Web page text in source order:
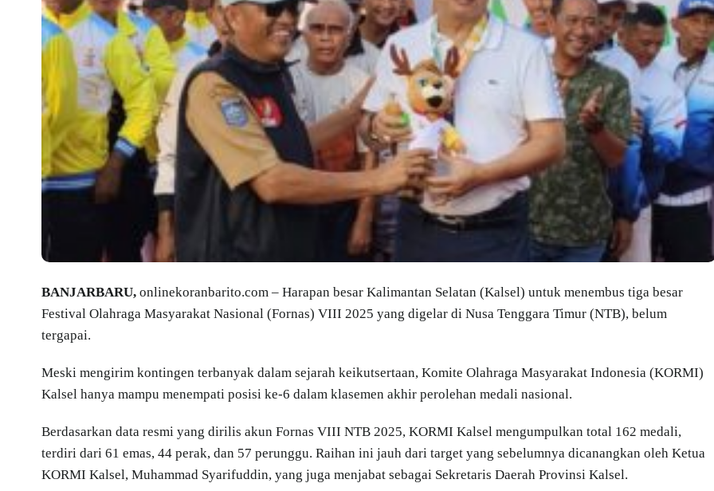
BANJARBARU, onlinekoranbarito.com – Harapan besar Kalimantan Selatan (Kalsel) untuk menembus tiga besar
Festival Olahraga Masyarakat Nasional (Fornas) VIII 2025 yang digelar di Nusa Tenggara Timur (NTB), belum
tergapai.
Meski mengirim kontingen terbanyak dalam sejarah keikutsertaan, Komite Olahraga Masyarakat Indonesia (KORMI)
Kalsel hanya mampu menempati posisi ke-6 dalam klasemen akhir perolehan medali nasional.
Berdasarkan data resmi yang dirilis akun Fornas VIII NTB 2025, KORMI Kalsel mengumpulkan total 162 medali,
terdiri dari 61 emas, 44 perak, dan 57 perunggu. Raihan ini jauh dari target yang sebelumnya dicanangkan oleh Ketua
KORMI Kalsel, Muhammad Syarifuddin, yang juga menjabat sebagai Sekretaris Daerah Provinsi Kalsel.